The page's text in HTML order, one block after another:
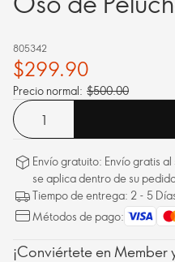
805342
$299.90
Precio normal: $500.00
Envío gratuito: Envío gratis
se aplica dentro de su
Tiempo de entrega: 2 - 5
Métodos de pago:
¡Conviértete en